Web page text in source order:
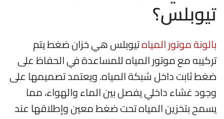
تيوبلس؟
بالونة موتور المياهتيوبلس هي خزان ضغط يتم
تركيبه مع موتور المياه للمساعدة في الحفاظ على
ضغط ثابت داخل شبكة المياه. ويعتمد تصميمها على
وجود غشاء داخلي يفصل بين الماء والهواء، مما
يسمح بتخزين المياه تحت ضغط معين وإطلاقها عند